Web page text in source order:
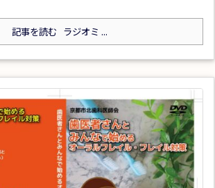
記事を読む ラジオミ ...